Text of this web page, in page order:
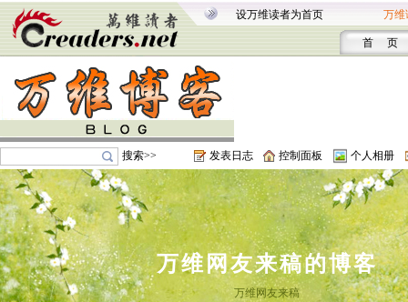
设万维读者为首页 万维
首 页
搜索>> 发表日志 控制面板 个人相册
万维网友来稿的博客
万维网友来稿